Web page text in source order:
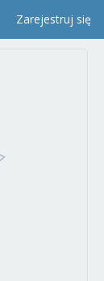
Zarejestruj się